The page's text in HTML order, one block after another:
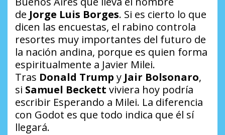
de Jorge Luis Borges. Si es cierto lo que
dicen las encuestas, el rabino controla
resortes muy importantes del futuro de
la nación andina, porque es quien forma
espiritualmente a Javier Milei.
Tras Donald Trump y Jair Bolsonaro,
si Samuel Beckett viviera hoy podría
escribir Esperando a Milei. La diferencia
con Godot es que todo indica que él sí
llegará.